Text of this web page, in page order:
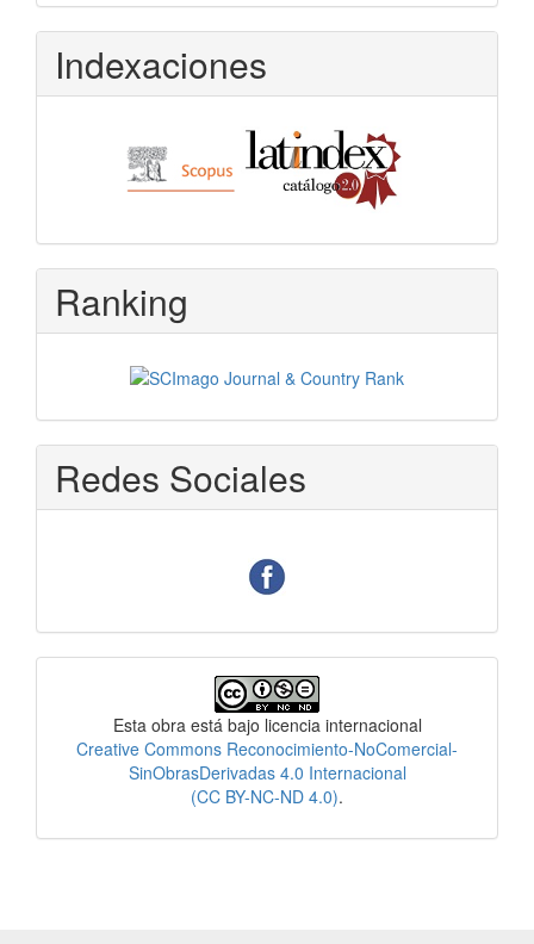
Indexaciones
Ranking
Redes Sociales
Esta obra está bajo licencia internacional
Creative Commons Reconocimiento-NoComercial-
SinObrasDerivadas 4.0 Internacional
(CC BY-NC-ND 4.0).